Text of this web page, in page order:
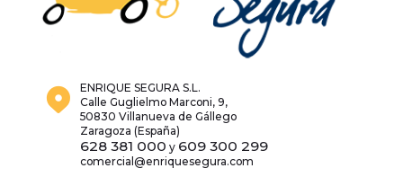
ENRIQUE SEGURA S.L.
Calle Guglielmo Marconi, 9,
50830 Villanueva de Gállego
Zaragoza (España)
628 381 000 y 609 300 299
comercial@enriquesegura.com